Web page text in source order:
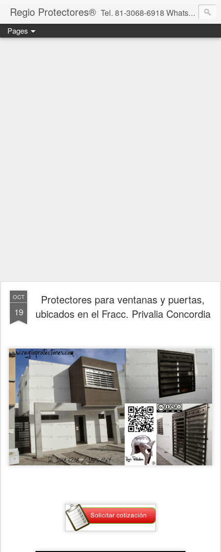
Regio Protectores® Tel. 81-3068-6918 WhatsApp 81-2636-2823 / 33-1145-3780 cotizacionregioprotectores@gmail.com / regioprotectores@gmail.com https://www.facebook.com/RegioProtectores/
Pages
OCT
19
Protectores para ventanas y puertas,
ubicados en el Fracc. Privalia Concordia